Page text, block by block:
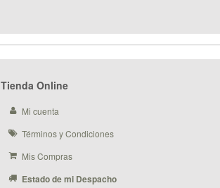
Tienda Online
Mi cuenta
Términos y Condiciones
Mis Compras
Estado de mi Despacho